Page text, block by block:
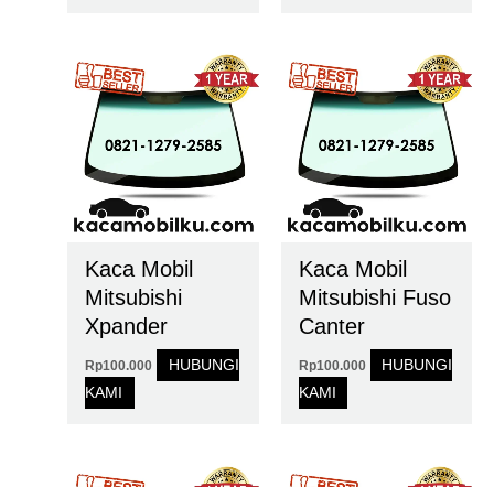
Kaca Mobil
Mitsubishi
Xpander
Rp100.000
HUBUNGI
KAMI
Kaca Mobil
Mitsubishi Fuso
Canter
Rp100.000
HUBUNGI
KAMI